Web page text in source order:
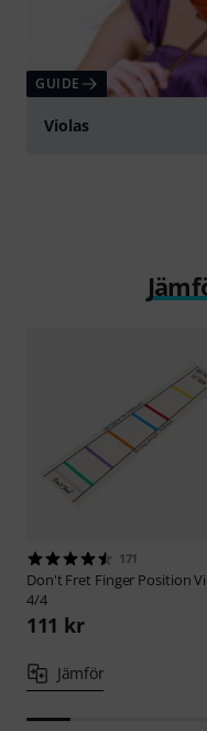
GUIDE
Violas
171
Don't Fret Finger Position
4/4
111 kr
Jämför